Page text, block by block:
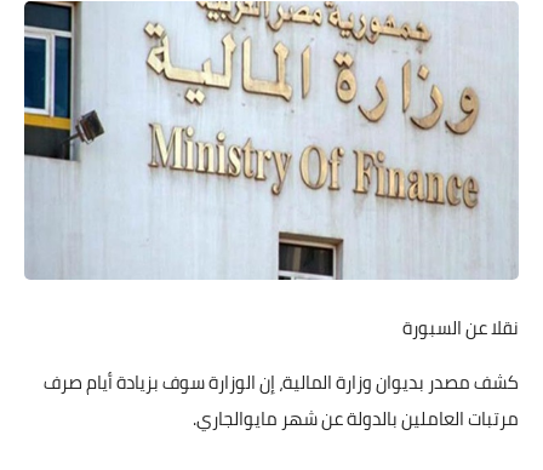
نقلا عن السبورة
كشف مصدر بديوان وزارة المالية، إن الوزارة سوف بزيادة أيام صرف
مرتبات العاملين بالدولة عن شهر مايوالجاري.